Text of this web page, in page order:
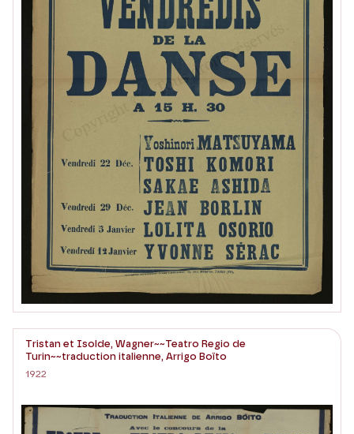
Tristan et Isolde, Wagner~~Teatro Regio de
Turin~~traduction italienne, Arrigo Boïto
1922